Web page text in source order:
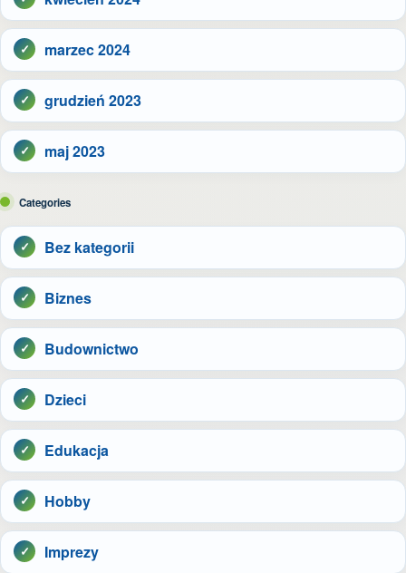
marzec 2024
grudzień 2023
maj 2023
Categories
Bez kategorii
Biznes
Budownictwo
Dzieci
Edukacja
Hobby
Imprezy